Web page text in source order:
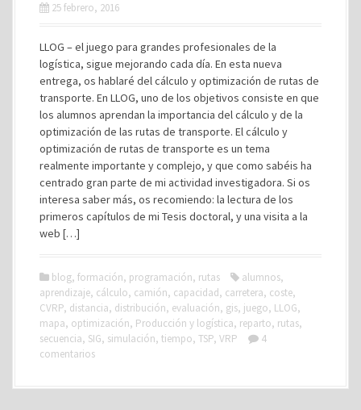
25 febrero, 2016
LLOG – el juego para grandes profesionales de la
logística, sigue mejorando cada día. En esta nueva
entrega, os hablaré del cálculo y optimización de rutas de
transporte. En LLOG, uno de los objetivos consiste en que
los alumnos aprendan la importancia del cálculo y de la
optimización de las rutas de transporte. El cálculo y
optimización de rutas de transporte es un tema
realmente importante y complejo, y que como sabéis ha
centrado gran parte de mi actividad investigadora. Si os
interesa saber más, os recomiendo: la lectura de los
primeros capítulos de mi Tesis doctoral, y una visita a la
web […]
blog, formación, programación, rutas alumnos,
aprendizaje, cálculo, camión, capacidad, carretera, coste,
CVRP, distancia, distribución, evaluación, gis, juego, LLOG,
mapa, optimización, Producción y logística, reparto, rutas,
secuencia, SIG, simulación, tiempo, TSP, VRP
4
comentarios